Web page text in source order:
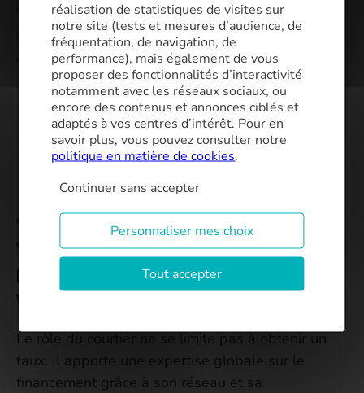
analyser
Une offre de crédit immobilier doit aussi être
évaluée sur ses conditions :
frais de dossier
pénalités de remboursement anticipé (IRA)
modularité des échéances
possibilité dereport de mensualités
type degarantie
Ces éléments influencent directement
le coût réel
de votre financement.
Ce que votre courtier immobilier
voit que vous ne voyez pas
Le rôle du courtier ne se limite pas à obtenir un
taux. Il apporte une expertise globale sur le
financement grâce à son réseau et sa
réalisation de statistiques de visites sur
notre site (tests et mesures d’audience, de
fréquentation, de navigation, de
performance), mais également de vous
proposer des fonctionnalités d’interactivité
notamment avec les réseaux sociaux, ou
encore des contenus et annonces ciblés et
adaptés à vos centres d’intérêt. Pour en
savoir plus, vous pouvez consulter notre
politique en matière de cookies.
Continuer sans accepter
Personnaliser mes choix
Tout accepter